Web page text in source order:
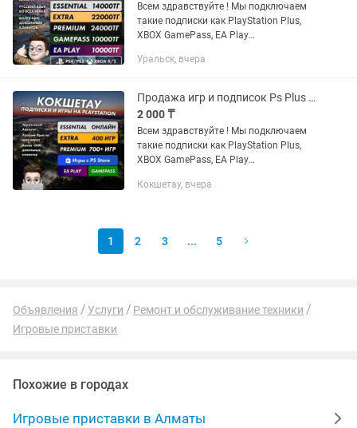
Всем здравствуйте ! Мы подключаем
такие подписки как PlayStation Plus,
XBOX GamePass, EA Play
XBOX STORE: FC25, WUKONG, ASTRO
DUTY...
Уральск, вчера
Продажа игр и подписок Ps Plus PS5 PS4 Xbox (GTA UFC MK EXTRA PREMIUM)
2 000 ₸
Всем здравствуйте ! Мы подключаем
такие подписки как PlayStation Plus,
XBOX GamePass, EA Play
XBOX STORE: FC25, WUKONG, ASTRO
Кокшетау, вчера
1 2 3 ... 5
Объявления Услуги
Ремонт и обслуживание техники
Игровые приставки
Похожие в городах
Игровые приставки в Алматы